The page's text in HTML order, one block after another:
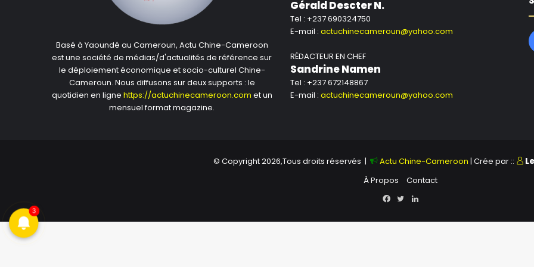
Basé à Yaoundé au Cameroun, Actu Chine-Cameroon
est une société de médias/d'actualités de référence sur
le déploiement économique et socio-culturel Chine-
Cameroun. Nous diffusons sur deux supports : le
quotidien en ligne https://actuchinecameroon.com et un
mensuel format magazine.
Gérald Descter N.
Tel : +237 690324750
E-mail : actuchinecameroun@yahoo.com
RÉDACTEUR EN CHEF
Sandrine Namen
Tel : +237 672148867
E-mail : actuchinecameroun@yahoo.com
© Copyright 2026,Tous droits réservés | Actu Chine-Cameroon | Crée par ::
À Propos
Contact
Facebook
TwitterLinkedin
3